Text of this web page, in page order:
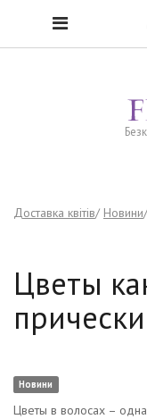
To open the menu, click
Доставка квітів Новини
Цветы
прически
Новини
Цветы в волосах –